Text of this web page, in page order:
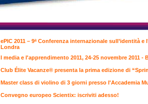
ePIC 2011 – 9ª Conferenza internazionale sull’identità e
Londra
I media e l'apprendimento 2011, 24-25 novembre 2011 -
Club Élite Vacanze® presenta la prima edizione di
Master class di violino di 3 giorni presso l'Accademia
Convegno europeo Scientix: iscriviti adesso!